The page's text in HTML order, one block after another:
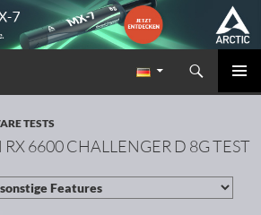
PC Hardware Portal
TESTS
6600 CHALLENGER D 8G TEST